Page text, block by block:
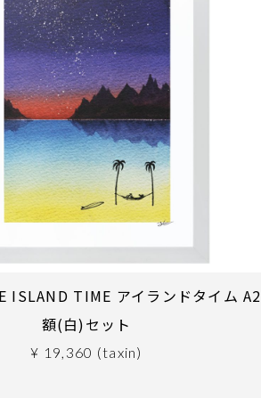
ISLAND TIME アイランドタイム A2
額(白)セット
¥ 19,360 (taxin)